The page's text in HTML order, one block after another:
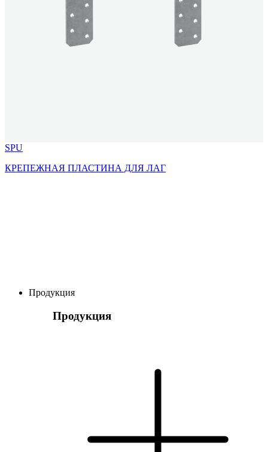
SPU
КРЕПЕЖНАЯ ПЛАСТИНА ДЛЯ ЛАГ
Продукция
Продукция